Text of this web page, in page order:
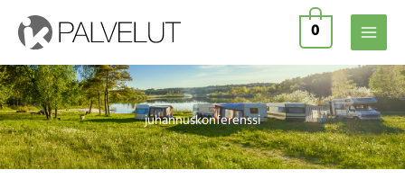
sisältöön
0
juhannuskonferenssi